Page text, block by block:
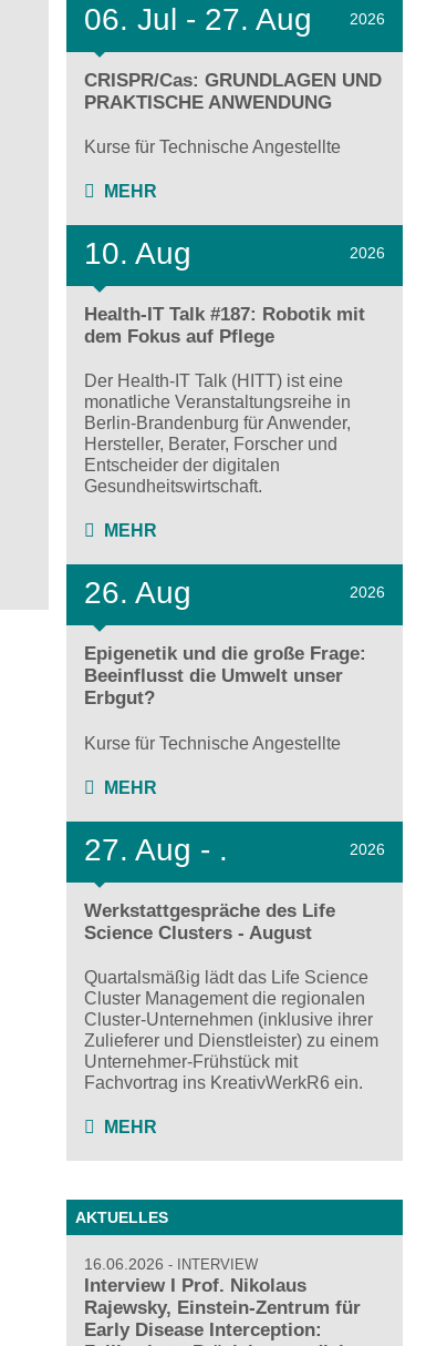
06. Jul - 27. Aug 2026
CRISPR/Cas: GRUNDLAGEN UND
PRAKTISCHE ANWENDUNG
Kurse für Technische Angestellte
MEHR
10. Aug 2026
Health-IT Talk #187: Robotik mit
dem Fokus auf Pflege
Der Health-IT Talk (HITT) ist eine
monatliche Veranstaltungsreihe in
Berlin-Brandenburg für Anwender,
Hersteller, Berater, Forscher und
Entscheider der digitalen
Gesundheitswirtschaft.
MEHR
26. Aug 2026
Epigenetik und die große Frage:
Beeinflusst die Umwelt unser
Erbgut?
Kurse für Technische Angestellte
MEHR
27. Aug - . 2026
Werkstattgespräche des Life
Science Clusters - August
Quartalsmäßig lädt das Life Science
Cluster Management die regionalen
Cluster-Unternehmen (inklusive ihrer
Zulieferer und Dienstleister) zu einem
Unternehmer-Frühstück mit
Fachvortrag ins KreativWerkR6 ein.
MEHR
AKTUELLES
16.06.2026 INTERVIEW
Interview I Prof. Nikolaus
Rajewsky, Einstein-Zentrum für
Early Disease Interception: